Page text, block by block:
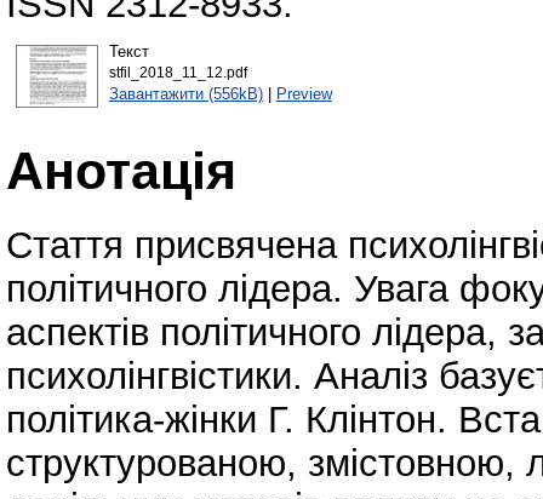
Текст
stfil_2018_11_12.pdf
Завантажити (556kB)| Preview
Анотація
Стаття присвячена
політичного лідера. Увага
аспектів політичного лідера,
психолінгвістики. Аналіз
політика-жінки Г. Клінтон.
структурованою, змістовною,